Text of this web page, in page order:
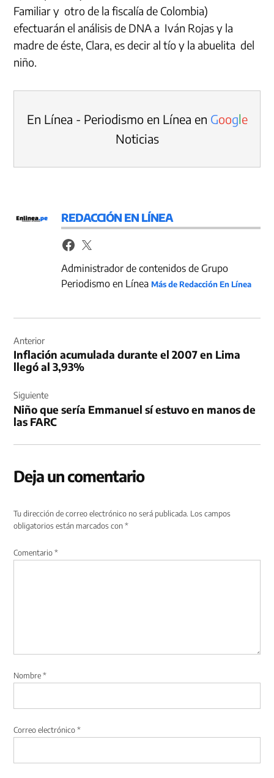
Familiar y otro de la fiscalía de Colombia)
efectuarán el análisis de DNA a Iván Rojas y la
madre de éste, Clara, es decir al tío y la abuelita del
niño.
En Línea - Periodismo en Línea en Google
Noticias
REDACCIÓN EN LÍNEA
Administrador de contenidos de Grupo
Periodismo en LíneaMás de Redacción En Línea
de
entradas
Anterior
Inflación acumulada durante el 2007 en Lima
llegó al 3,93%
Siguiente
Niño que sería Emmanuel sí estuvo en manos de
las FARC
Deja un comentario
Tu dirección de correo electrónico no será publicada. Los campos
obligatorios están marcados con*
Comentario*
Nombre*
Correo electrónico*